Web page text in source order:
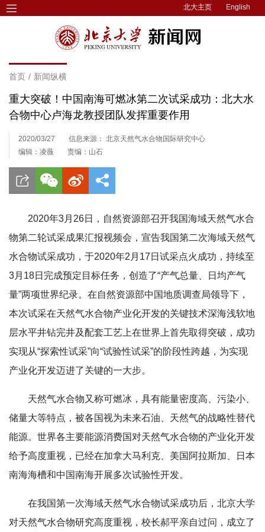
北大主页 English
首页 / 新闻纵横
重大突破！中国南海可燃冰第二次试采成功：北大水
合物中心卢海龙教授团队发挥重要作用
2020/03/27
信息来源： 北京天然气水合物国际研究中心
编辑：凌薇
责编：山石
2020年3月26日，自然资源部召开我国海域天然气水合
物第二轮试采成果汇报视频会，宣告我国第二次海域天然气
水合物试采成功，于2020年2月17日试采点火成功，持续至
3月18日完成预定目标任务，创造了“产气总量、日均产气
量”两项世界纪录。在自然资源部中国地质调查局领导下，
本次试采在天然气水合物产业化开发的关键技术深海浅软地
层水平井钻完井及配套工艺上在世界上首先取得突破，成功
实现从“探索性试采”向“试验性试采”的阶段性跨越，为实现
产业化开发迈进了关键的一大步。
天然气水合物又称可燃冰，具有能量密度高、污染小、
储量大等特点，被各国视为未来石油、天然气的战略性替代
能源。世界各主要能源消费国对天然气水合物的产业化开发
给予高度重视，已经在加拿大马利克、美国阿拉斯加、日本
南海海槽和中国南海开展多次试验性开发。
在我国第一次海域天然气水合物试采成功后，北京大学
对天然气水合物研究高度重视，校长郝平亲自过问，成立了